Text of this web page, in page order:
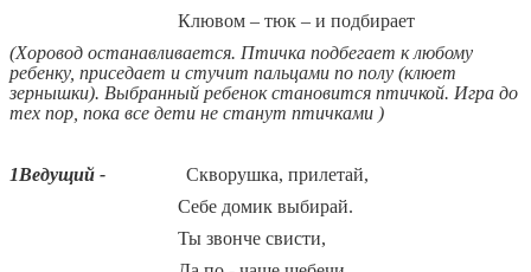
Клювом – тюк – и подбирает
(Хоровод останавливается. Птичка подбегает к любому
ребенку, приседает и стучит пальцами по полу (клюет
зернышки). Выбранный ребенок становится птичкой. Игра до
тех пор, пока все дети не станут птичками )
1Ведущий -
Скворушка, прилетай,
Себе домик выбирай.
Ты звонче свисти,